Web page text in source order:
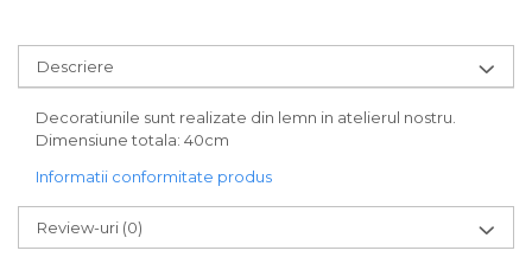
CERCEI ZAMAC
Ateliere - planse cu nisip colorat
Descriere
Decoratiunile sunt realizate din lemn in atelierul nostru.
Dimensiune totala: 40cm
Informatii conformitate produs
Review-uri (0)